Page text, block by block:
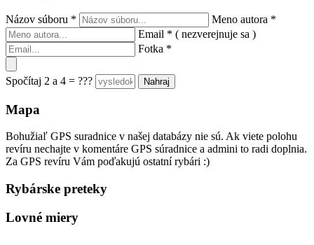
Názov súboru * Meno autora *
Email * ( nezverejnuje sa )
Fotka *
Spočítaj 2 a 4 = ???
Mapa
Bohužiaľ GPS suradnice v našej databázy nie sú. Ak viete polohu
revíru nechajte v komentáre GPS súradnice a admini to radi doplnia.
Za GPS revíru Vám poďakujú ostatní rybári :)
Rybárske preteky
Lovné miery